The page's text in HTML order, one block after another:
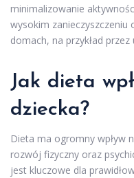
minimalizowanie
wysokim
domach, na przykład
Jak dieta
dziecka?
Dieta ma ogromny wpływ
rozwój fizyczny oraz
jest kluczowe dla